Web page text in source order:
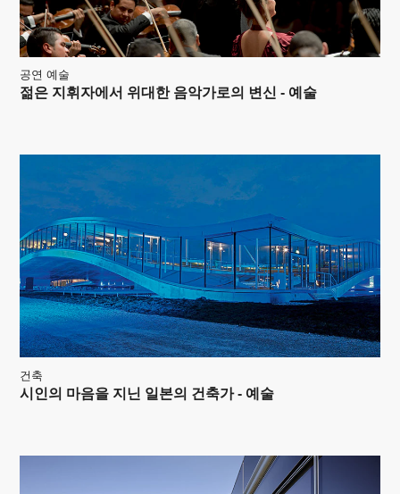
공연 예술
젊은 지휘자에서 위대한 음악가로의 변신 - 예술
건축
시인의 마음을 지닌 일본의 건축가 - 예술